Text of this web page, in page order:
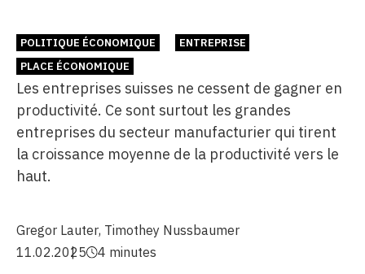
POLITIQUE ÉCONOMIQUE
ENTREPRISE
PLACE ÉCONOMIQUE
Les entreprises suisses ne cessent de gagner en
productivité. Ce sont surtout les grandes
entreprises du secteur manufacturier qui tirent
la croissance moyenne de la productivité vers le
haut.
Gregor Lauter, Timothey Nussbaumer
11.02.2025
4 minutes